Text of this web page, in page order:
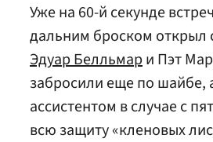
Уже на 60-й секунде
дальним броском открыл
Эдуар Белльмари Пэт
забросили еще по шайбе,
ассистентом в случае с
всю защиту «кленовых